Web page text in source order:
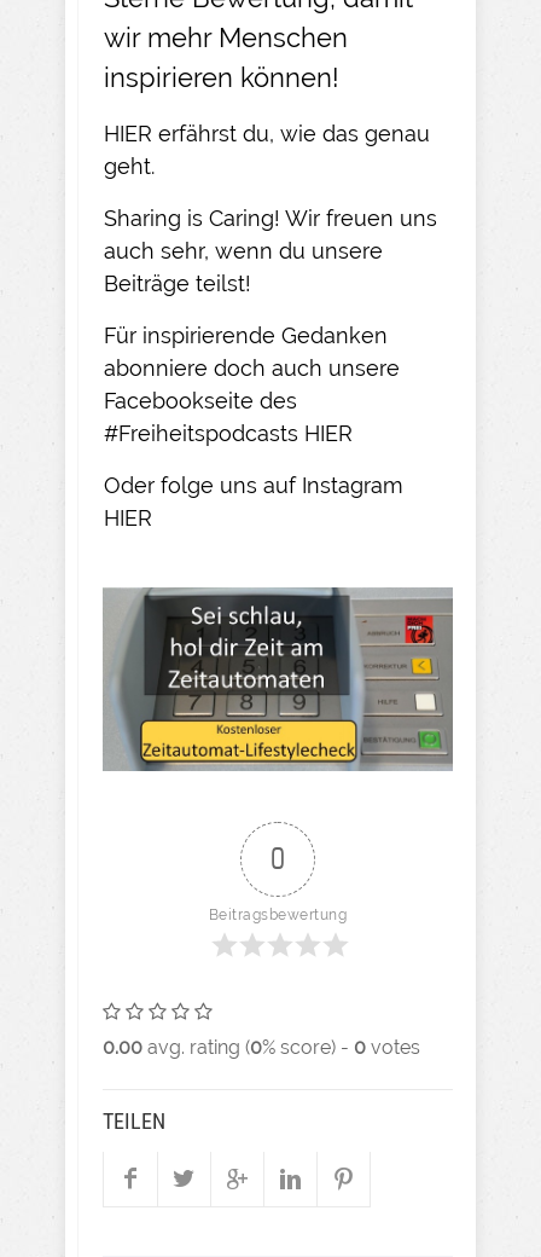
wir mehr Menschen
inspirieren können!
HIER erfährst du, wie das genau
geht.​
Sharing is Caring! Wir freuen uns
auch sehr, wenn du unsere
Beiträge teilst!​
Für inspirierende Gedanken
abonniere doch auch unsere
Facebookseite des
#Freiheitspodcasts HIER
Oder folge uns auf Instagram
HIER​
0
Beitragsbewertung
0.00 avg. rating (0% score) - 0 votes
TEILEN